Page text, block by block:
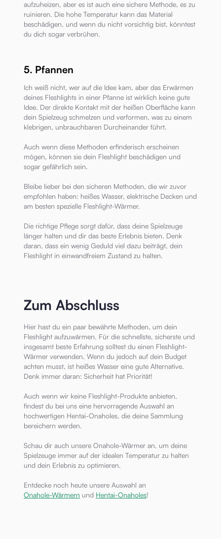
aufzuheizen, aber es ist auch eine sichere Methode, es zu
ruinieren. Die hohe Temperatur kann das Material
beschädigen, und wenn du nicht vorsichtig bist, könntest
du dich sogar verbrühen.
5. Pfannen
Ich weiß nicht, wer auf die Idee kam, aber das Erwärmen
deines Fleshlights in einer Pfanne ist wirklich keine gute
Idee. Der direkte Kontakt mit der heißen Oberfläche kann
dein Spielzeug schmelzen und verformen, was zu einem
klebrigen, unbrauchbaren Durcheinander führt.
Auch wenn diese Methoden erfinderisch erscheinen
mögen, können sie dein Fleshlight beschädigen und
sogar gefährlich sein.
Bleibe lieber bei den sicheren Methoden, die wir zuvor
empfohlen haben: heißes Wasser, elektrische Decken und
am besten spezielle Fleshlight-Wärmer.
Die richtige Pflege sorgt dafür, dass deine Spielzeuge
länger halten und dir das beste Erlebnis bieten. Denk
daran, dass ein wenig Geduld viel dazu beiträgt, dein
Fleshlight in einwandfreiem Zustand zu halten.
Zum Abschluss
Hier hast du ein paar bewährte Methoden, um dein
Fleshlight aufzuwärmen. Für die schnellste, sicherste und
insgesamt beste Erfahrung solltest du einen Fleshlight-
Wärmer verwenden. Wenn du jedoch auf dein Budget
achten musst, ist heißes Wasser eine gute Alternative.
Denk immer daran: Sicherheit hat Priorität!
Auch wenn wir keine Fleshlight-Produkte anbieten,
findest du bei uns eine hervorragende Auswahl an
hochwertigen Hentai-Onaholes, die deine Sammlung
bereichern werden.
Schau dir auch unsere Onahole-Wärmer an, um deine
Spielzeuge immer auf der idealen Temperatur zu halten
und dein Erlebnis zu optimieren.
Entdecke noch heute unsere Auswahl an
Onahole-Wärmern und Hentai-Onaholes!